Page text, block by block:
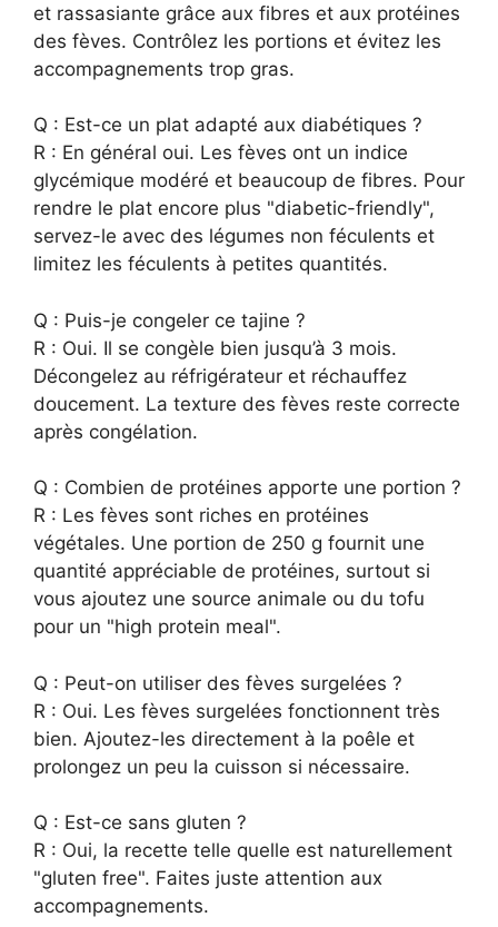
et rassasiante grâce aux fibres et aux protéines
des fèves. Contrôlez les portions et évitez les
accompagnements trop gras.
Q : Est-ce un plat adapté aux diabétiques ?
R : En général oui. Les fèves ont un indice
glycémique modéré et beaucoup de fibres. Pour
rendre le plat encore plus "diabetic-friendly",
servez-le avec des légumes non féculents et
limitez les féculents à petites quantités.
Q : Puis-je congeler ce tajine ?
R : Oui. Il se congèle bien jusqu’à 3 mois.
Décongelez au réfrigérateur et réchauffez
doucement. La texture des fèves reste correcte
après congélation.
Q : Combien de protéines apporte une portion ?
R : Les fèves sont riches en protéines
végétales. Une portion de 250 g fournit une
quantité appréciable de protéines, surtout si
vous ajoutez une source animale ou du tofu
pour un "high protein meal".
Q : Peut-on utiliser des fèves surgelées ?
R : Oui. Les fèves surgelées fonctionnent très
bien. Ajoutez-les directement à la poêle et
prolongez un peu la cuisson si nécessaire.
Q : Est-ce sans gluten ?
R : Oui, la recette telle quelle est naturellement
"gluten free". Faites juste attention aux
accompagnements.